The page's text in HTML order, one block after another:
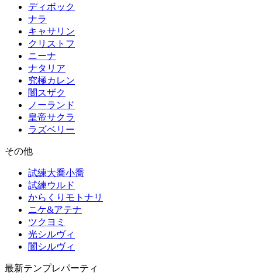
ディボック
ナラ
キャサリン
クリストフ
ニーナ
ナタリア
究極カレン
闇スザク
ノーランド
皇帝サクラ
ラズベリー
その他
試練大喬小喬
試練ウルド
からくりモトナリ
ニケ&アテナ
ツクヨミ
光シルヴィ
闇シルヴィ
最新テンプレパーティ